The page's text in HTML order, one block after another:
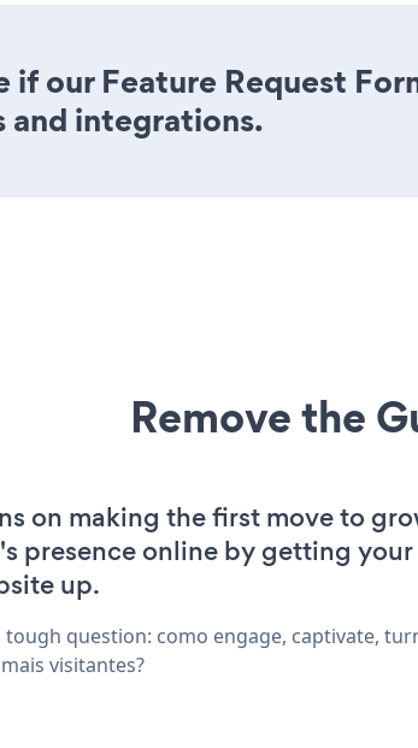
if our Feature Request
and integrations.
Remove the
on making the first move to
presence online by getting your
up.
tough question: como engage, captivate,
visitantes?